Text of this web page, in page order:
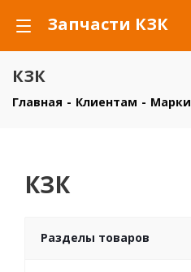
Запчасти КЗК
КЗК
Главная - Клиентам - Марки
КЗК
Разделы товаров